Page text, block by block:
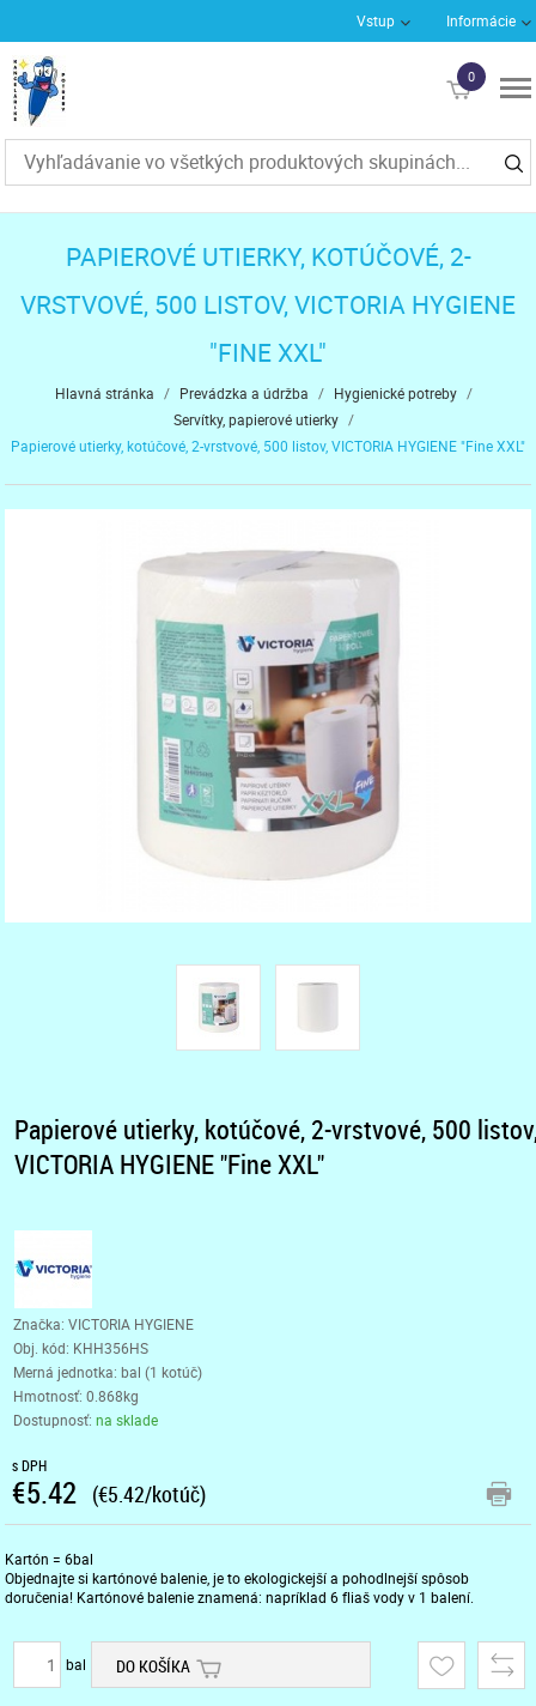
Vstup Informácie
0
€0
PAPIEROVÉ UTIERKY, KOTÚČOVÉ, 2-
VRSTVOVÉ, 500 LISTOV, VICTORIA HYGIENE
"FINE XXL"
Hlavná stránka / Prevádzka a údržba / Hygienické potreby /
Servítky, papierové utierky /
Papierové utierky, kotúčové, 2-vrstvové, 500 listov, VICTORIA HYGIENE "Fine XXL"
Papierové utierky, kotúčové, 2-vrstvové, 500
VICTORIA HYGIENE "Fine XXL"
Značka: VICTORIA HYGIENE
Obj. kód: KHH356HS
Merná jednotka: bal (1 kotúč)
Hmotnosť: 0.868kg
Dostupnosť:na sklade
s DPH
€5.42 (€5.42/kotúč)
Kartón = 6bal
Objednajte si kartónové balenie, je to ekologickejší a pohodlnejší spôsob
doručenia! Kartónové balenie znamená: napríklad 6 fliaš vody v 1 balení.
bal DO KOŠÍKA